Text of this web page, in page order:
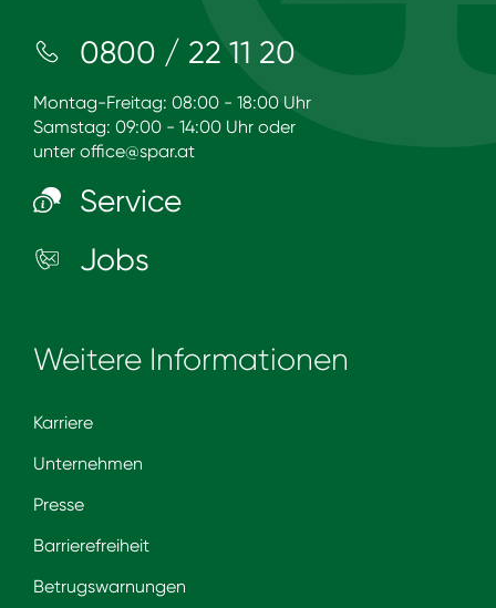
0800 / 22 11 20
Montag-Freitag: 08:00 - 18:00 Uhr
Samstag: 09:00 - 14:00 Uhr oder
unter office@spar.at
Service
Jobs
Weitere Informationen
Karriere
Unternehmen
Presse
Barrierefreiheit
Betrugswarnungen